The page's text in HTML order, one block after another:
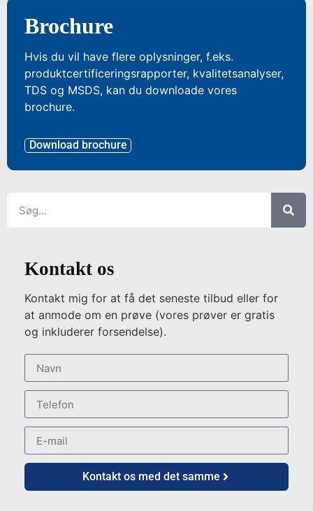
Brochure
Hvis du vil have flere oplysninger, f.eks.
produktcertificeringsrapporter, kvalitetsanalyser,
TDS og MSDS, kan du downloade vores
brochure.
Download brochure
Kontakt os
Kontakt mig for at få det seneste tilbud eller for
at anmode om en prøve (vores prøver er gratis
og inkluderer forsendelse).
Kontakt os med det samme